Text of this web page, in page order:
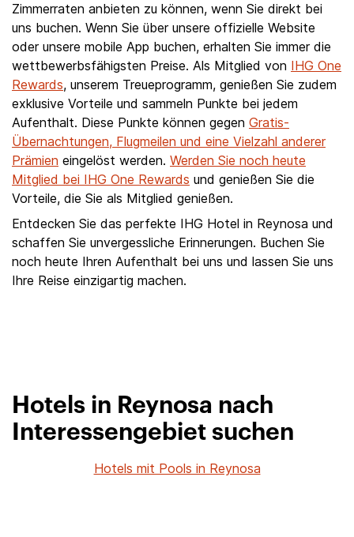
Zimmerraten anbieten zu können, wenn Sie direkt bei
uns buchen. Wenn Sie über unsere offizielle Website
oder unsere mobile App buchen, erhalten Sie immer die
wettbewerbsfähigsten Preise. Als Mitglied von IHG One
Rewards, unserem Treueprogramm, genießen Sie zudem
exklusive Vorteile und sammeln Punkte bei jedem
Aufenthalt. Diese Punkte können gegen Gratis-
Übernachtungen, Flugmeilen und eine Vielzahl anderer
Prämien eingelöst werden. Werden Sie noch heute
Mitglied bei IHG One Rewards und genießen Sie die
Vorteile, die Sie als Mitglied genießen.
Entdecken Sie das perfekte IHG Hotel in Reynosa und
schaffen Sie unvergessliche Erinnerungen. Buchen Sie
noch heute Ihren Aufenthalt bei uns und lassen Sie uns
Ihre Reise einzigartig machen.
Hotels in Reynosa nach
Interessengebiet suchen
Hotels mit Pools in Reynosa